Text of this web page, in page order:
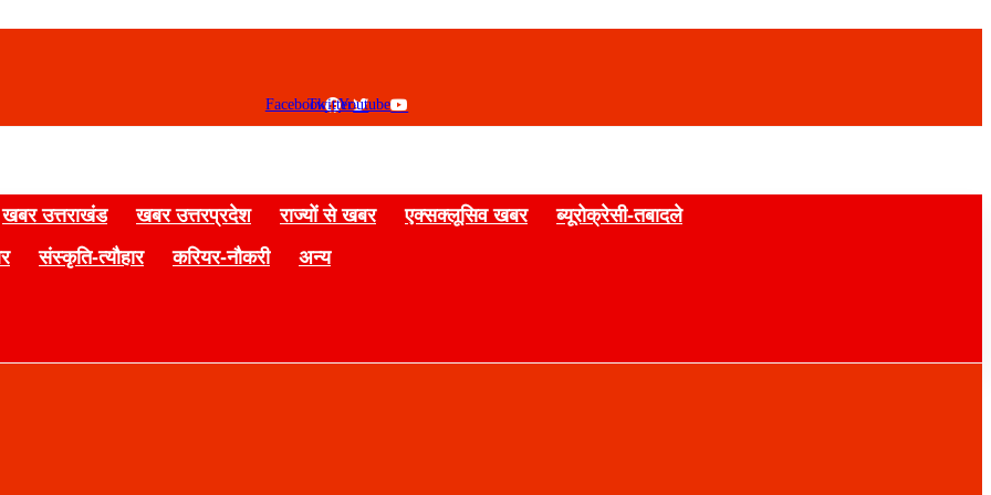
FacebookTwitterYoutube
खबर उत्तराखंड खबर उत्तरप्रदेश राज्यों से खबर एक्सक्लूसिव खबर
ब्यूरोक्रेसी-तबादले
संस्कृति-त्यौहार करियर-नौकरी अन्य